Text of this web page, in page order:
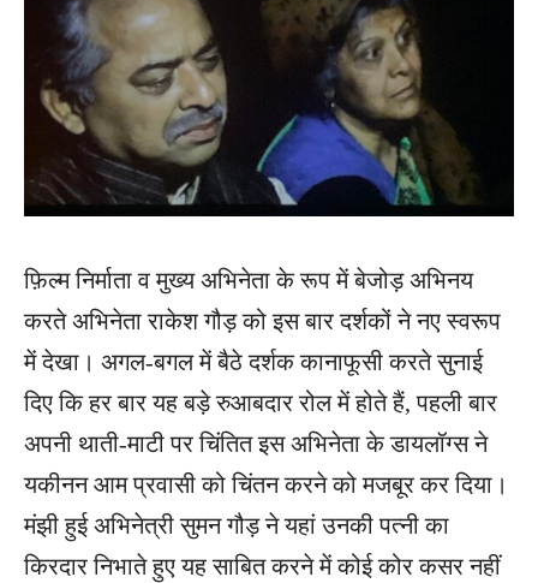
फ़िल्म निर्माता व मुख्य अभिनेता के रूप में बेजोड़ अभिनय
करते अभिनेता राकेश गौड़ को इस बार दर्शकों ने नए स्वरूप
में देखा। अगल-बगल में बैठे दर्शक कानाफूसी करते सुनाई
दिए कि हर बार यह बड़े रुआबदार रोल में होते हैं, पहली बार
अपनी थाती-माटी पर चिंतित इस अभिनेता के डायलॉग्स ने
यकीनन आम प्रवासी को चिंतन करने को मजबूर कर दिया।
मंझी हुई अभिनेत्री सुमन गौड़ ने यहां उनकी पत्नी का
किरदार निभाते हुए यह साबित करने में कोई कोर कसर नहीं